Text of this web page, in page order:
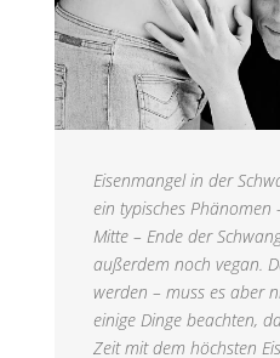
Eisenmangel in der
ein typisches Phänomen
Mitte – Ende der
außerdem noch vegan.
werden – muss es aber
einige Dinge beachten,
Zeit mit dem höchsten